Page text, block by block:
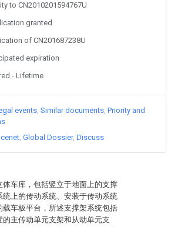
车库，包括竖立于地面上的支撑
上的传动系统、安装于传动系统
车板平台，所述支撑架系统包括
主传动单元支架和从动单元支
to CN2010201594767U
granted
of CN201687238U
expiration
- Lifetime
events Similar documents Priority and
Global Dossier Discuss